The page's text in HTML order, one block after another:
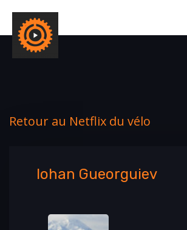
Retour au Netflix du vélo
Iohan Gueorguiev